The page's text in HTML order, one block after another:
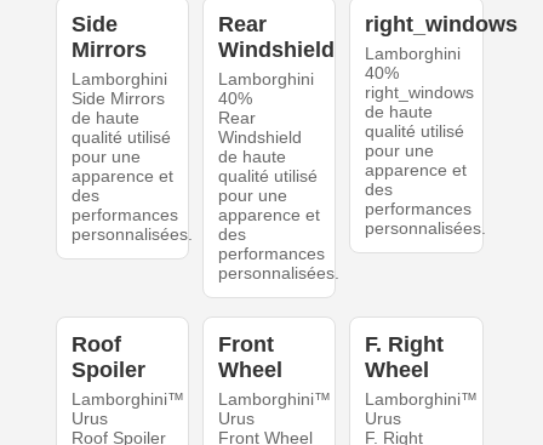
Side
Mirrors
Lamborghini
Side Mirrors
de haute
qualité utilisé
pour une
apparence et
des
performances
personnalisées.
Rear
Windshield
Lamborghini
40%
Rear
Windshield
de haute
qualité utilisé
pour une
apparence et
des
performances
personnalisées.
right_windows
Lamborghini
40%
right_windows
de haute
qualité utilisé
pour une
apparence et
des
performances
personnalisées.
Roof
Spoiler
Lamborghini™
Urus
Roof Spoiler
Front
Wheel
Lamborghini™
Urus
Front Wheel
F. Right
Wheel
Lamborghini™
Urus
F. Right